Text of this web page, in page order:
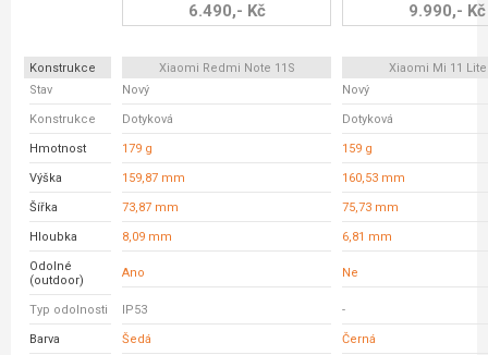
6.490,- Kč 9.990,- Kč
Konstrukce Xiaomi Redmi Note 11S
Xiaomi Mi 11 Lite
Stav
Nový Nový
Konstrukce Dotyková Dotyková
Hmotnost 179 g 159 g
Výška 159,87 mm 160,53 mm
Šířka 73,87 mm 75,73 mm
Hloubka 8,09 mm 6,81 mm
Odolné
(outdoor)
Ano Ne
Typ odolnosti IP53 -
Barva Šedá Černá